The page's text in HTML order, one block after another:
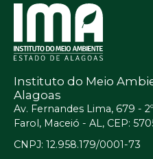
Instituto do Meio
Alagoas
Av. Fernandes Lima, 679 -
Farol, Maceió - AL, CEP:
CNPJ: 12.958.179/0001-73